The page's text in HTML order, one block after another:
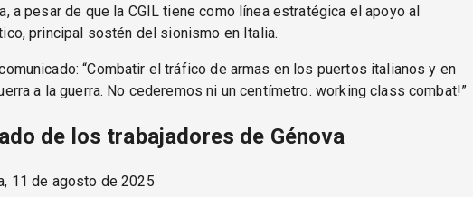
a pesar de que la CGIL tiene como línea estratégica el apoyo al
principal sostén del sionismo en Italia.
“Combatir el tráfico de armas en los puertos italianos y en
a la guerra. No cederemos ni un centímetro. working class combat!”
de los trabajadores de Génova
11 de agosto de 2025